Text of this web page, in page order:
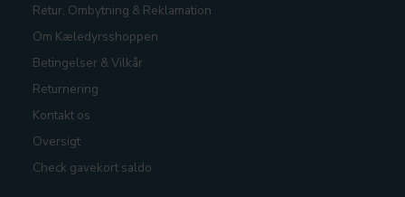
Retur, Ombytning & Reklamation
Om Kæledyrsshoppen
Betingelser & Vilkår
Returnering
Kontakt os
Oversigt
Check gavekort saldo